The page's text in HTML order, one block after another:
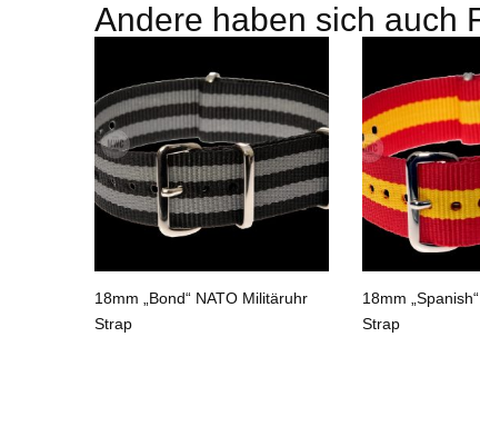
Andere haben sich auch
18mm „Bond“ NATO Militäruhr
Strap
18mm
Strap